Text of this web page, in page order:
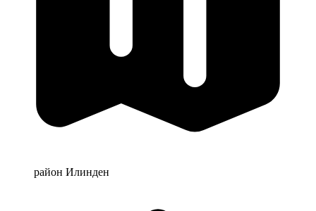
район Илинден